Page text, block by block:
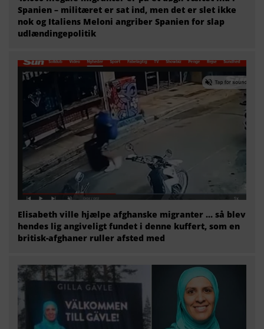
Spanien – militæret er sat ind, men det er slet ikke
nok og Italiens Meloni angriber Spanien for slap
udlændingepolitik
Elisabeth ville hjælpe afghanske migranter … så blev
hendes lig angiveligt fundet i denne kuffert, som en
britisk-afghaner ruller afsted med